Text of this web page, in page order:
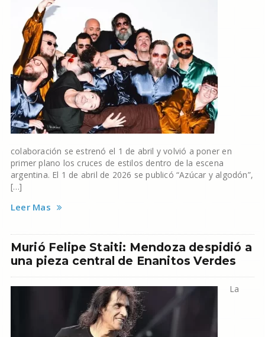
colaboración se estrenó el 1 de abril y volvió a poner en
primer plano los cruces de estilos dentro de la escena
argentina. El 1 de abril de 2026 se publicó “Azúcar y algodón”,
[…]
Leer Mas
Murió Felipe Staiti: Mendoza despidió a
una pieza central de Enanitos Verdes
La